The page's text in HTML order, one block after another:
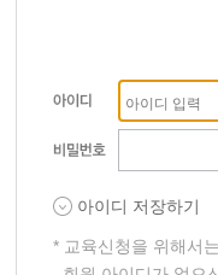
아이디 저장하기
* 교육신청을 위해서